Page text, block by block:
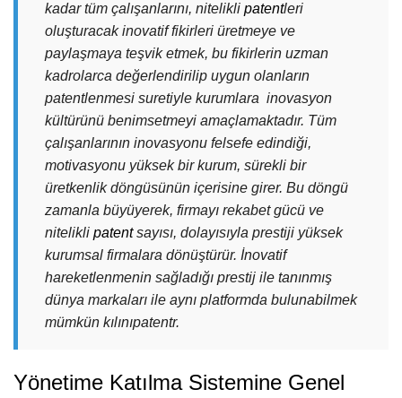
kadar tüm çalışanlarını, nitelikli patentleri
oluşturacak inovatif fikirleri üretmeye ve
paylaşmaya teşvik etmek, bu fikirlerin uzman
kadrolarca değerlendirilip uygun olanların
patentlenmesi suretiyle kurumlara inovasyon
kültürünü benimsetmeyi amaçlamaktadır. Tüm
çalışanlarının inovasyonu felsefe edindiği,
motivasyonu yüksek bir kurum, sürekli bir
üretkenlik döngüsünün içerisine girer. Bu döngü
zamanla büyüyerek, firmayı rekabet gücü ve
nitelikli patentsayısı, dolayısıyla prestiji yüksek
kurumsal firmalara dönüştürür. İnovatif
hareketlenmenin sağladığı prestij ile tanınmış
dünya markaları ile aynı platformda bulunabilmek
mümkün kılınıpatentr.
Yönetime Katılma Sistemine Genel